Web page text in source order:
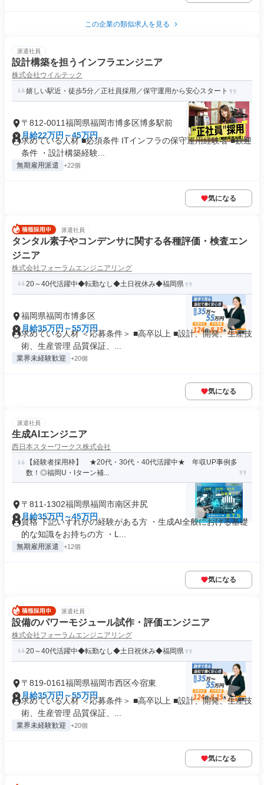
この企業の類似求人を見る
派遣社員
設計構築を担うインフラエンジニア
株式会社ウイルテック
嬉しい駅近・徒歩5分／正社員採用／保守運用から安心スタート
〒812-0011福岡県福岡市博多区博多駅前
月給22万円～45万円
求めている人材 ■必須条件 ITインフラの保守運用経験者 ■歓迎
条件 ・設計構築経験...
無期雇用派遣 +22個
気になる
派遣社員
タンタル素子やコンデンサに関する各種評価・検査エン
ジニア
株式会社フォーラムエンジニアリング
20～40代活躍中◆転勤なし◆土日祝休み◆福岡県
福岡県福岡市博多区
月給35万円～55万円
求めている人材 ＜応募条件＞ ■高卒以上 ■設計、開発、生産技
術、生産管理 品質保証、...
業界未経験歓迎 +20個
気になる
派遣社員
生成AIエンジニア
西日本スターワークス株式会社
【経験者採用枠】 ★20代・30代・40代活躍中★ 年収UP事例多
数！◎福岡U・Iターン補...
〒811-1302福岡県福岡市南区井尻
月給35万円～45万円
資格 下記いずれかの経験がある方 ・生成AI全般における基礎
的な知識をお持ちの方 ・L...
無期雇用派遣 +12個
気になる
派遣社員
設備のパワーモジュール試作・評価エンジニア
株式会社フォーラムエンジニアリング
20～40代活躍中◆転勤なし◆土日祝休み◆福岡県
〒819-0161福岡県福岡市西区今宿東
月給35万円～55万円
求めている人材 ＜応募条件＞ ■高卒以上 ■設計、開発、生産技
術、生産管理 品質保証、...
業界未経験歓迎 +20個
気になる